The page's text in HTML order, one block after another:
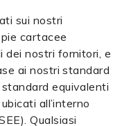
sui nostri
cartacee
dei nostri fornitori, e
ai nostri standard
equivalenti
all’interno
Qualsiasi